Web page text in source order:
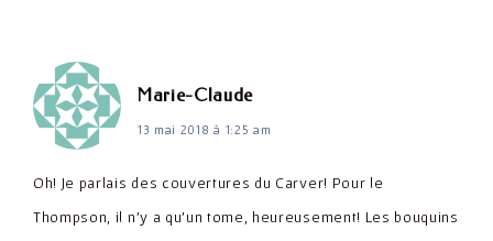
Marie-Claudedit :
13 mai 2018 à 1:25 am
Oh! Je parlais des couvertures du Carver! Pour le
Thompson, il n'y a qu'un tome, heureusement! Les bouquins